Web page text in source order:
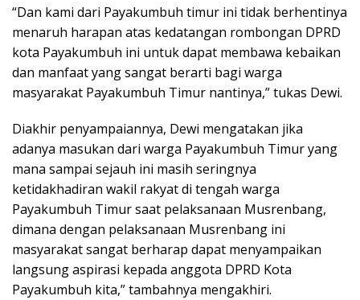
“Dan kami dari Payakumbuh timur ini tidak berhentinya
menaruh harapan atas kedatangan rombongan DPRD
kota Payakumbuh ini untuk dapat membawa kebaikan
dan manfaat yang sangat berarti bagi warga
masyarakat Payakumbuh Timur nantinya,” tukas Dewi.
Diakhir penyampaiannya, Dewi mengatakan jika
adanya masukan dari warga Payakumbuh Timur yang
mana sampai sejauh ini masih seringnya
ketidakhadiran wakil rakyat di tengah warga
Payakumbuh Timur saat pelaksanaan Musrenbang,
dimana dengan pelaksanaan Musrenbang ini
masyarakat sangat berharap dapat menyampaikan
langsung aspirasi kepada anggota DPRD Kota
Payakumbuh kita,” tambahnya mengakhiri.